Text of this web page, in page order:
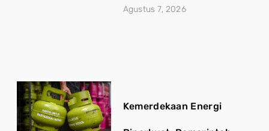
Agustus 7, 2026
Kemerdekaan Energi